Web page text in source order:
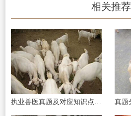
相关推荐